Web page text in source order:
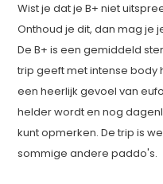
Wist je dat je B+ niet
Onthoud je dit, dan mag je
De B+ is een gemiddeld
trip geeft met intense body
een heerlijk gevoel van
helder wordt en nog
kunt opmerken. De trip is
sommige andere paddo's.